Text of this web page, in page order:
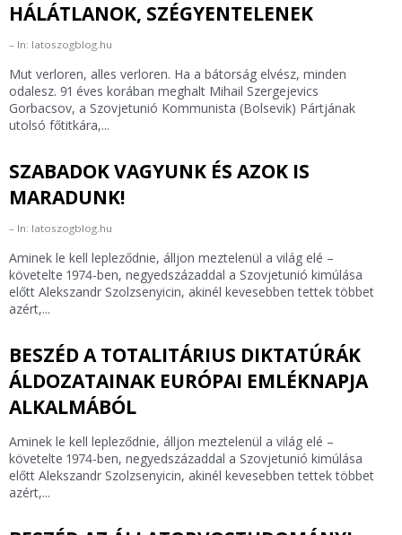
HÁLÁTLANOK, SZÉGYENTELENEK
In: latoszogblog.hu
Mut verloren, alles verloren. Ha a bátorság elvész, minden
odalesz. 91 éves korában meghalt Mihail Szergejevics
Gorbacsov, a Szovjetunió Kommunista (Bolsevik) Pártjának
utolsó főtitkára,...
SZABADOK VAGYUNK ÉS AZOK IS
MARADUNK!
In: latoszogblog.hu
Aminek le kell lepleződnie, álljon meztelenül a világ elé –
követelte 1974-ben, negyedszázaddal a Szovjetunió kimúlása
előtt Alekszandr Szolzsenyicin, akinél kevesebben tettek többet
azért,...
BESZÉD A TOTALITÁRIUS DIKTATÚRÁK
ÁLDOZATAINAK EURÓPAI EMLÉKNAPJA
ALKALMÁBÓL
Aminek le kell lepleződnie, álljon meztelenül a világ elé –
követelte 1974-ben, negyedszázaddal a Szovjetunió kimúlása
előtt Alekszandr Szolzsenyicin, akinél kevesebben tettek többet
azért,...